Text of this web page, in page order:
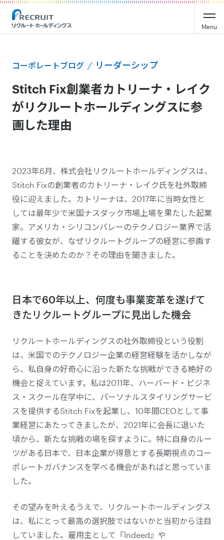
Menu
コーポレートブログ リーダーシップ
Stitch Fix創業者カトリーナ・レイク
がリクルートホールディングスに参
画した理由
2023年6月、株式会社リクルートホールディングスは、
Stitch Fixの創業者のカトリーナ・レイク氏を社外取締
役に迎えました。カトリーナは、2017年に当時女性と
しては最年少で米国ナスダック市場上場を果たした起業
家。アメリカ・シリコンバレーのテクノロジー業界で活
躍する彼女が、なぜリクルートグループの経営に参画す
ることを決めたのか？その理由を聞きました。
日本で60年以上、何度も事業変革を遂げて
きたリクルートグループに見出した機会
リクルートホールディングスの社外取締役という役割
は、米国でのテクノロジー企業の経営経験を活かしなが
ら、私自身の好奇心に沿った新たな挑戦ができる絶好の
機会と捉えています。私は2011年、ハーバード・ビジネ
ス・スクール在学中に、パーソナルスタイリングサービ
スを提供するStitch Fixを起業し、10年間CEOとして事
業経営にあたってきましたが、2021年に会長に退いた
頃から、新たな挑戦の場を探すように。特に自身のルー
ツがある日本で、日本企業が得意とする長期視点のコー
ポレートガバナンスを学べる機会があればと思っていま
した。
その望みを叶えるうえで、リクルートホールディングス
は、私にとって最高の選択肢ではないかと当初から注目
していました。雇用主として『Indeed』や